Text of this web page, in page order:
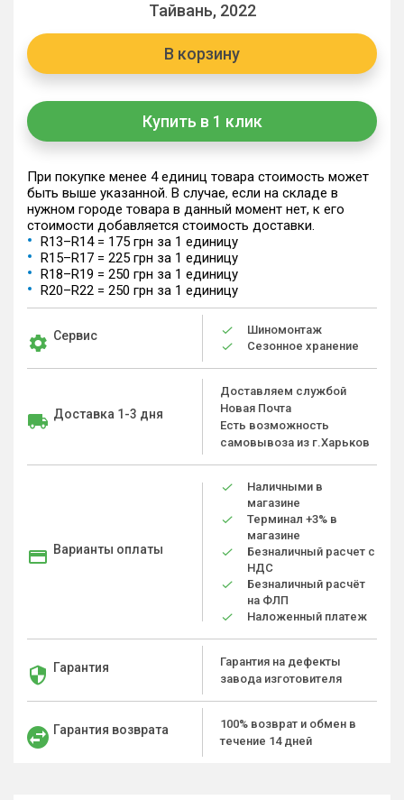
Тайвань, 2022
В корзину
Купить в 1 клик
При покупке менее 4 единиц товара стоимость может
быть выше указанной. В случае, если на складе в
нужном городе товара в данный момент нет, к его
стоимости добавляется стоимость доставки.
R13–R14 = 175 грн за 1 единицу
R15–R17 = 225 грн за 1 единицу
R18–R19 = 250 грн за 1 единицу
R20–R22 = 250 грн за 1 единицу
Сервис
Шиномонтаж
Сезонное хранение
Доставка 1-3 дня
Доставляем службой
Новая Почта
Есть возможность
самовывоза из г.Харьков
Варианты оплаты
Наличными в
магазине
Терминал +3% в
магазине
Безналичный расчет с
НДС
Безналичный расчёт
на ФЛП
Наложенный платеж
Гарантия
Гарантия на дефекты
завода изготовителя
Гарантия возврата
100% возврат и обмен в
течение 14 дней